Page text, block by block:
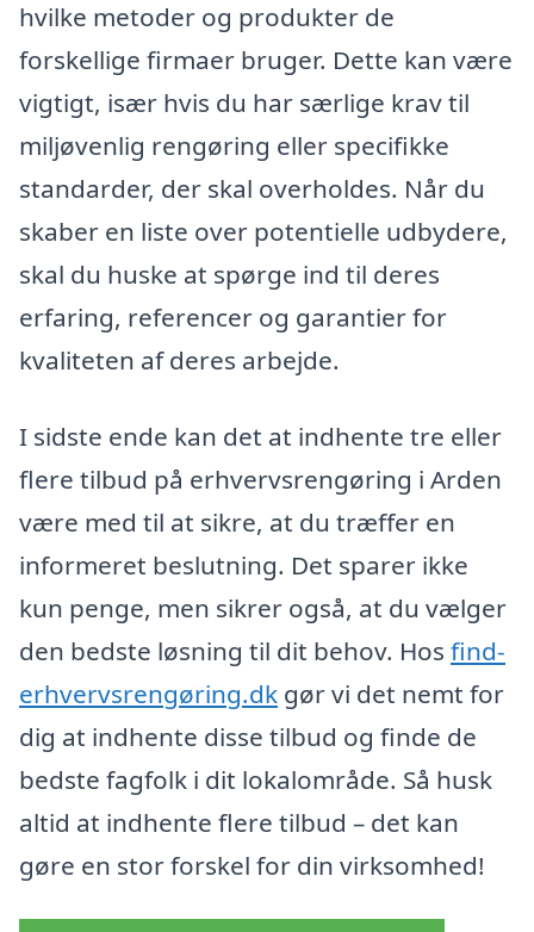
hvilke metoder og produkter de
forskellige firmaer bruger. Dette kan være
vigtigt, især hvis du har særlige krav til
miljøvenlig rengøring eller specifikke
standarder, der skal overholdes. Når du
skaber en liste over potentielle udbydere,
skal du huske at spørge ind til deres
erfaring, referencer og garantier for
kvaliteten af deres arbejde.
I sidste ende kan det at indhente tre eller
flere tilbud på erhvervsrengøring i Arden
være med til at sikre, at du træffer en
informeret beslutning. Det sparer ikke
kun penge, men sikrer også, at du vælger
den bedste løsning til dit behov. Hos find-
erhvervsrengøring.dk gør vi det nemt for
dig at indhente disse tilbud og finde de
bedste fagfolk i dit lokalområde. Så husk
altid at indhente flere tilbud – det kan
gøre en stor forskel for din virksomhed!